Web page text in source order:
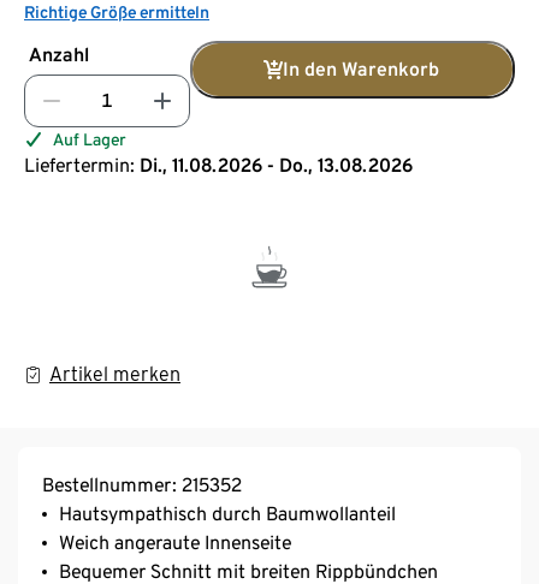
Richtige Größe ermitteln
Anzahl
In den Warenkorb
Auf Lager
Liefertermin: Di., 11.08.2026 - Do., 13.08.2026
Artikel merken
Bestellnummer: 215352
Hautsympathisch durch Baumwollanteil
Weich angeraute Innenseite
Bequemer Schnitt mit breiten Rippbündchen